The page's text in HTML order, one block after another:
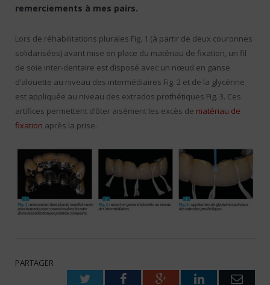
remerciements à mes pairs.
Lors de réhabilitations plurales Fig. 1 (à partir de deux couronnes
solidarisées) avant mise en place du matériau de fixation, un fil
de soie inter-dentaire est disposé avec un nœud en ganse
d’alouette au niveau des intermédiaires Fig. 2 et de la glycérine
est appliquée au niveau des extrados prothétiques Fig. 3. Ces
artifices permettent d’ôter aisément les excès de matériau de
fixation après la prise.
PARTAGER
TwitterFacebookGoogle+LinkedIn